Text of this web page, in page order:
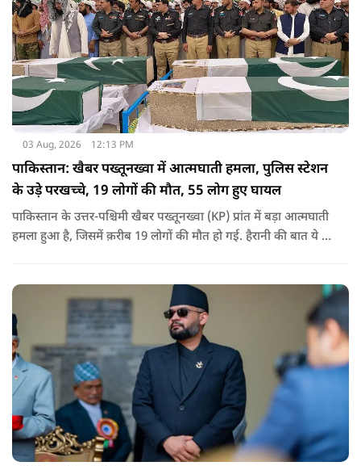
03 Aug, 2026 12:13 PM
पाकिस्तान: खैबर पख्तूनख्वा में आत्मघाती हमला, पुलिस स्टेशन
के उड़े परखच्चे, 19 लोगों की मौत, 55 लोग हुए घायल
पाकिस्तान के उत्तर-पश्चिमी खैबर पख्तूनख्वा (KP) प्रांत में बड़ा आत्मघाती
हमला हुआ है, जिसमें क़रीब 19 लोगों की मौत हो गई. हैरानी की बात ये है